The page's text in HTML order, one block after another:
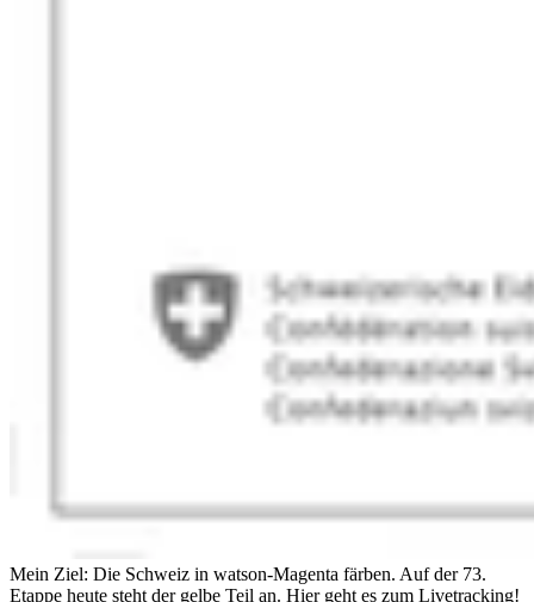
Mein Ziel: Die Schweiz in watson-Magenta färben. Auf der 73.
Etappe heute steht der gelbe Teil an. Hier geht es zum Livetracking!